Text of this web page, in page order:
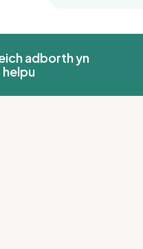
adborth yn
helpu